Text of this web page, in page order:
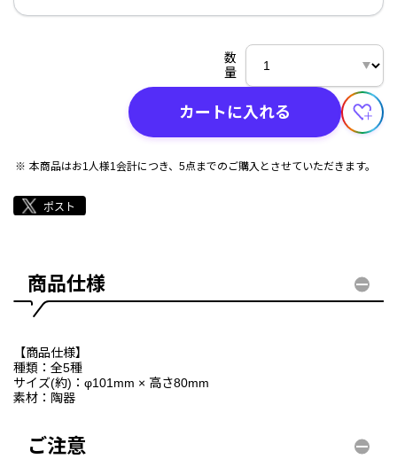
数
量
カートに入れる
本商品はお1人様1会計につき、5点までのご購入とさせていただきます。
商品仕様
【商品仕様】
種類：全5種
サイズ(約)：φ101mm × 高さ80mm
素材：陶器
ご注意